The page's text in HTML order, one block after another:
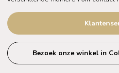
Bezoek onze winkel in